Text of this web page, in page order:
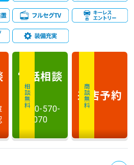
相談無料
電話相談
0120-570-
070
商談無料
来店予約